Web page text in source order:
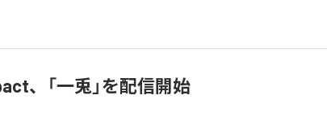
、「一兎」を配信開始